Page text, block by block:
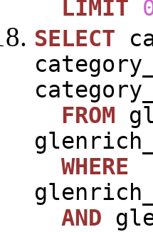
LIMIT
SELECT
FROM
WHERE
AND